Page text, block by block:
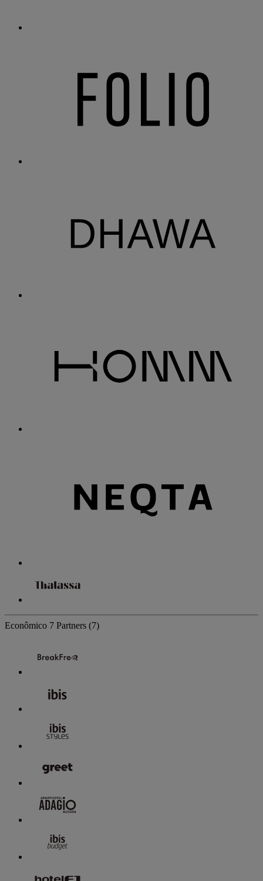
Econômico 7 Partners (7)